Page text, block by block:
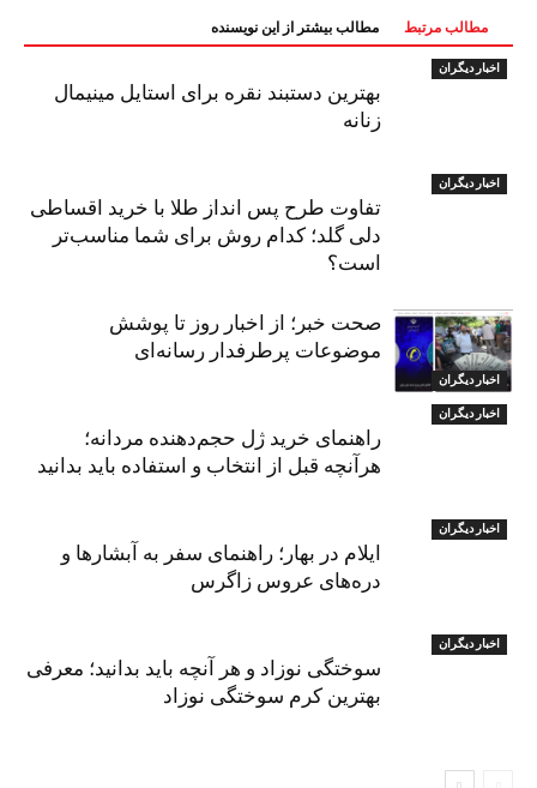
مطالب مرتبط مطالب بیشتر از این نویسنده
اخبار دیگران
بهترین دستبند نقره برای استایل مینیمال
زنانه
اخبار دیگران
تفاوت طرح پس انداز طلا با خرید اقساطی
دلی گلد؛ کدام روش برای شما مناسب‌تر
است؟
اخبار دیگران
صحت خبر؛ از اخبار روز تا پوشش
موضوعات پرطرفدار رسانه‌ای
اخبار دیگران
راهنمای خرید ژل حجم‌دهنده مردانه؛
هرآنچه قبل از انتخاب و استفاده باید بدانید
اخبار دیگران
ایلام در بهار؛ راهنمای سفر به آبشارها و
دره‌های عروس زاگرس
اخبار دیگران
سوختگی نوزاد و هر آنچه باید بدانید؛ معرفی
بهترین کرم سوختگی نوزاد